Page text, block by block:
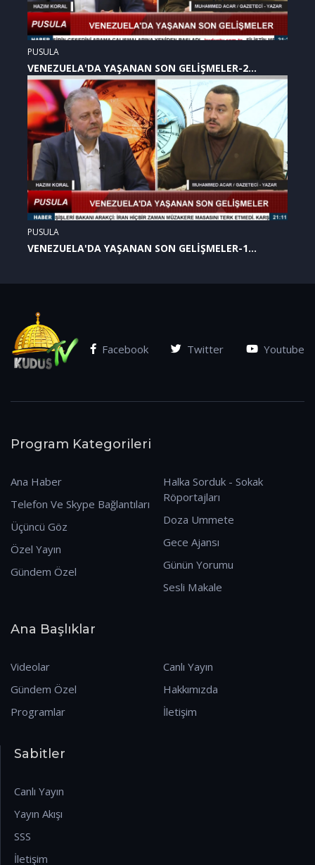
PUSULA
VENEZUELA'DA YAŞANAN SON GELİŞMELER-2
(07.01.2026)
PUSULA
VENEZUELA'DA YAŞANAN SON GELİŞMELER-1
Facebook Twitter Youtube
Program Kategorileri
Ana Haber
Telefon Ve Skype Bağlantıları
Üçüncü Göz
Özel Yayın
Gündem Özel
Halka Sorduk - Sokak
Röportajları
Doza Ummete
Gece Ajansı
Günün Yorumu
Sesli Makale
Ana Başlıklar
Videolar
Gündem Özel
Programlar
Canlı Yayın
Hakkımızda
İletişim
Sabitler
Canlı Yayın
Yayın Akışı
SSS
İletişim